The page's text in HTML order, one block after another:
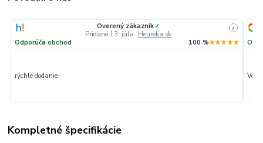
Overený zákazník✓
Pridané 13. júla · Heureka.sk
i
Odporúča obchod 100 %★★★★★
rýchle dodanie
Kompletné špecifikácie